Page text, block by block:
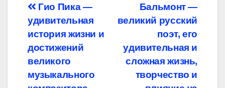
Навигация
по
записям
Бальмонт —
великий русский
поэт, его
удивительная и
сложная жизнь,
творчество и
Гио Пика —
удивительная
история жизни и
достижений
великого
музыкального